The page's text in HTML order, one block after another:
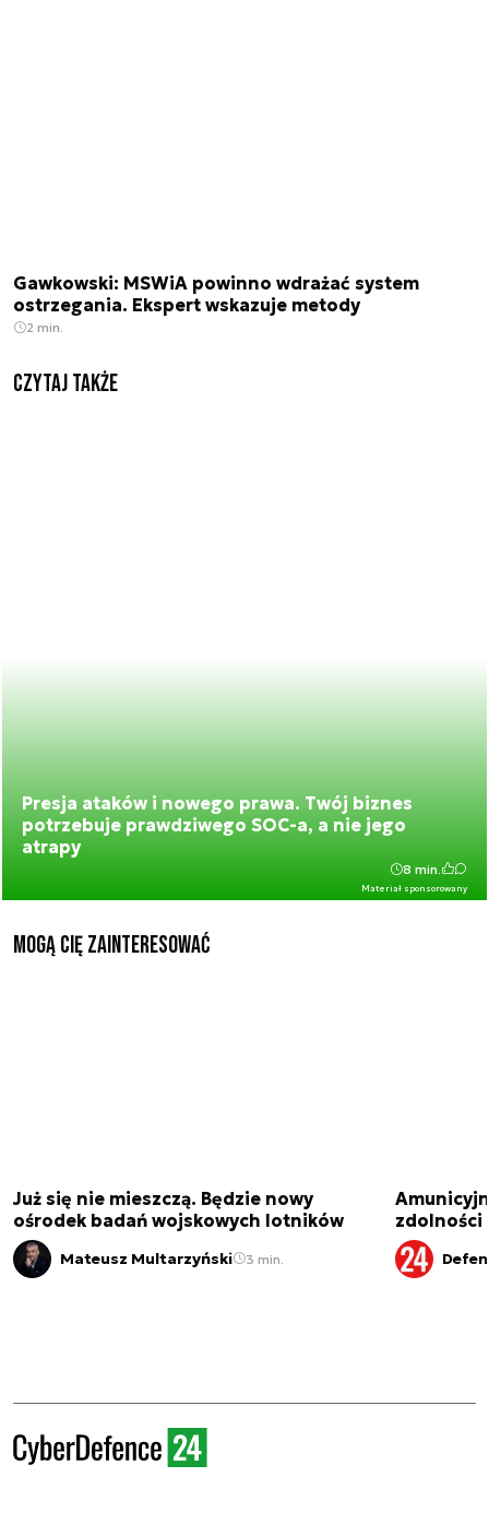
Gawkowski: MSWiA powinno wdrażać system
ostrzegania. Ekspert wskazuje metody
2 min.
Czytaj także
Presja ataków i nowego prawa. Twój biznes
potrzebuje prawdziwego SOC-a, a nie jego
atrapy
Materiał sponsorowany
8 min.
Mogą Cię zainteresować
Już się nie mieszczą. Będzie nowy
ośrodek badań wojskowych lotników
Mateusz Multarzyński 3 min.
zdolności